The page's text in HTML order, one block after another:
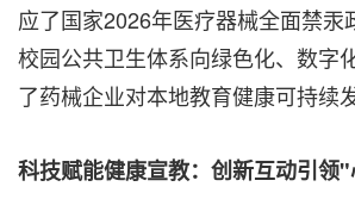
应了国家2026年医疗器械全面禁汞
校园公共卫生体系向绿色化、数字
了药械企业对本地教育健康可持续
科技赋能健康宣教：创新互动引领